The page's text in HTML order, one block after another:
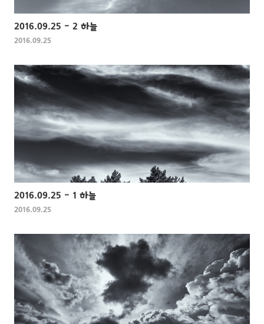
2016.09.25 - 2 하늘
2016.09.25
2016.09.25 - 1 하늘
2016.09.25